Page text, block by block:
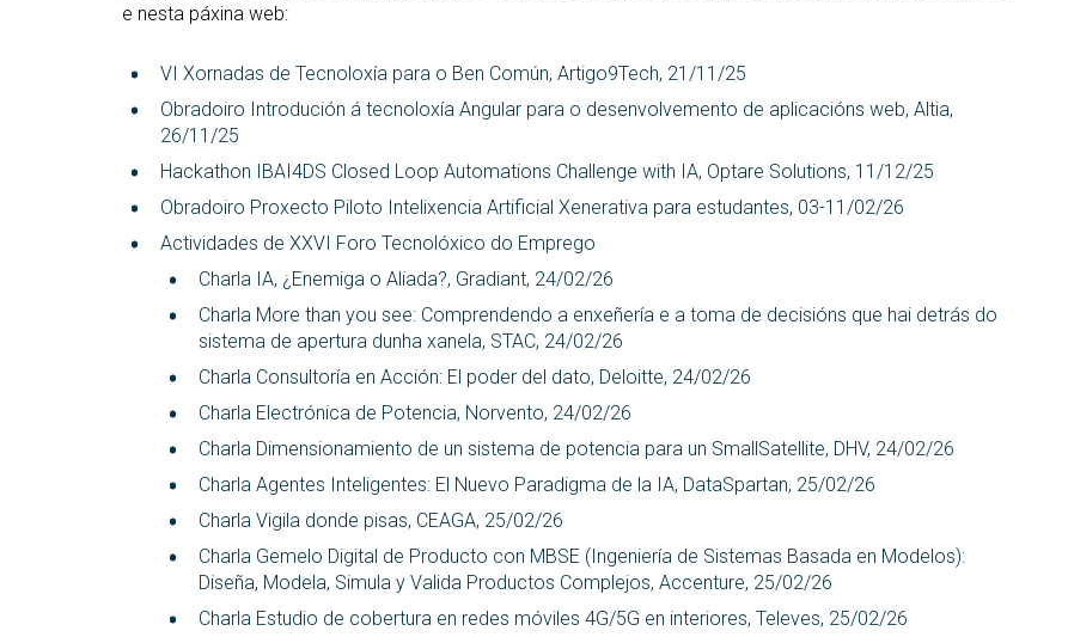
e nesta páxina web:
VI Xornadas de Tecnoloxía para o Ben Común, Artigo9Tech, 21/11/25
Obradoiro Introdución á tecnoloxía Angular para o desenvolvemento de aplicacións web, Altia,
26/11/25
Hackathon IBAI4DS Closed Loop Automations Challenge with IA, Optare Solutions, 11/12/25
Obradoiro Proxecto Piloto Intelixencia Artificial Xenerativa para estudantes, 03-11/02/26
Actividades de XXVI Foro Tecnolóxico do Emprego
Charla IA, ¿Enemiga o Aliada?, Gradiant, 24/02/26
Charla More than you see: Comprendendo a enxeñería e a toma de decisións que hai detrás do
sistema de apertura dunha xanela, STAC, 24/02/26
Charla Consultoría en Acción: El poder del dato, Deloitte, 24/02/26
Charla Electrónica de Potencia, Norvento, 24/02/26
Charla Dimensionamiento de un sistema de potencia para un SmallSatellite, DHV, 24/02/26
Charla Agentes Inteligentes: El Nuevo Paradigma de la IA, DataSpartan, 25/02/26
Charla Vigila donde pisas, CEAGA, 25/02/26
Charla Gemelo Digital de Producto con MBSE (Ingeniería de Sistemas Basada en Modelos):
Diseña, Modela, Simula y Valida Productos Complejos, Accenture, 25/02/26
Charla Estudio de cobertura en redes móviles 4G/5G en interiores, Televes, 25/02/26